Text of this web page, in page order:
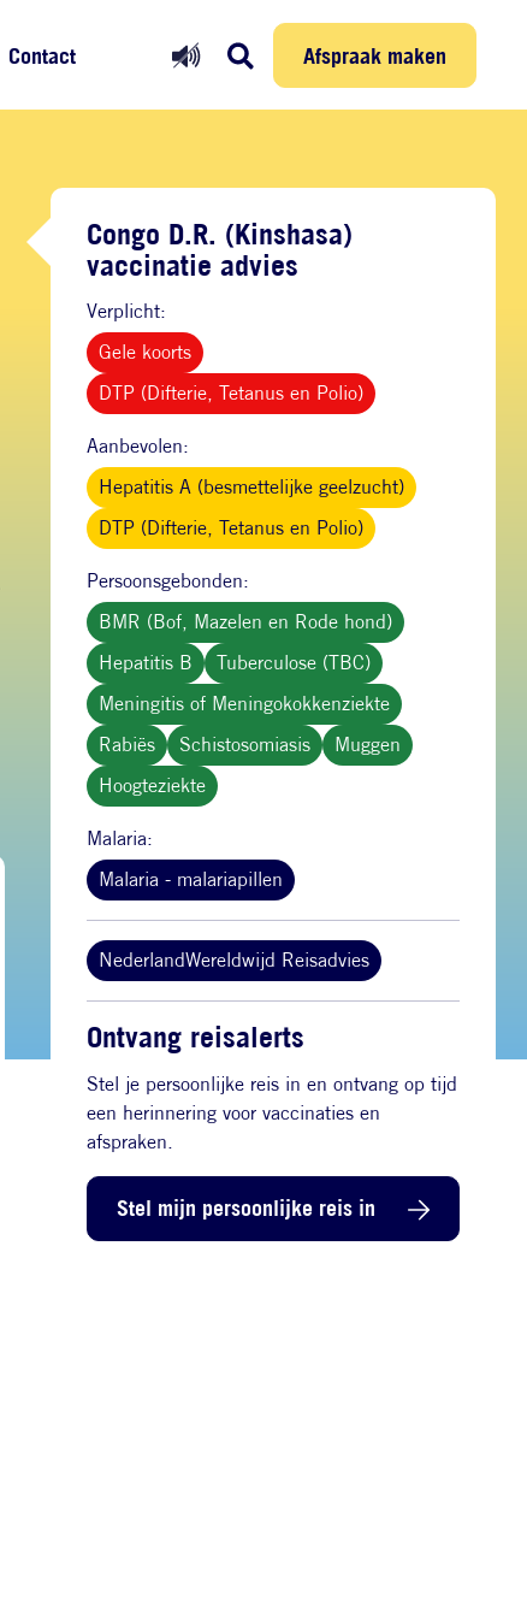
Persoonlijke reis Afspraak maken
Afspraak maken
Contact
Congo D.R. (Kinshasa)
vaccinatie advies
Verplicht:
Gele koorts
DTP (Difterie, Tetanus en Polio)
Aanbevolen:
Hepatitis A (besmettelijke geelzucht)
DTP (Difterie, Tetanus en Polio)
Persoonsgebonden:
BMR (Bof, Mazelen en Rode hond)
Hepatitis B
Tuberculose (TBC)
Meningitis of Meningokokkenziekte
Rabiës
Schistosomiasis
Muggen
Hoogteziekte
Malaria:
Malaria - malariapillen
NederlandWereldwijd Reisadvies
Ontvang reisalerts
Stel je persoonlijke reis in en ontvang op tijd
een herinnering voor vaccinaties en
afspraken.
Stel mijn persoonlijke reis in